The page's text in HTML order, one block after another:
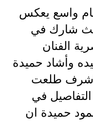
واسع يعكس
حيث شارك في
الفنان
وأشاد حميدة
أشرف طلعت
في
حميدة ان